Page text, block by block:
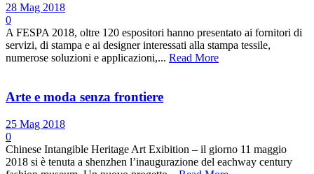
28 Mag 2018
0
A FESPA 2018, oltre 120 espositori hanno presentato ai fornitori di
servizi, di stampa e ai designer interessati alla stampa tessile,
numerose soluzioni e applicazioni,... Read More
Arte e moda senza frontiere
25 Mag 2018
0
Chinese Intangible Heritage Art Exibition – il giorno 11 maggio
2018 si è tenuta a shenzhen l’inaugurazione del eachway century